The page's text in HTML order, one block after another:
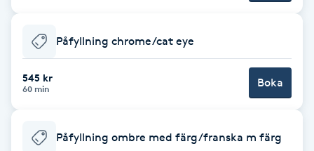
Fettreducering
Fibromassage
Fillers
Påfyllning chrome/cat eye
545 kr
60 min Boka
Påfyllning ombre med färg/franska m färg